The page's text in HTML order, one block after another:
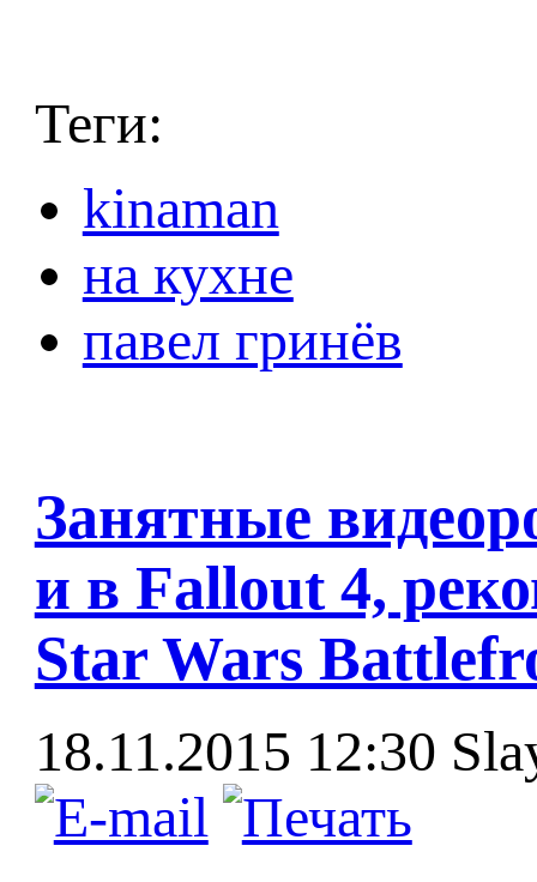
Теги:
kinaman
на кухне
павел гринёв
Занятные
и в Fallout 4,
Star Wars
18.11.2015 12:30